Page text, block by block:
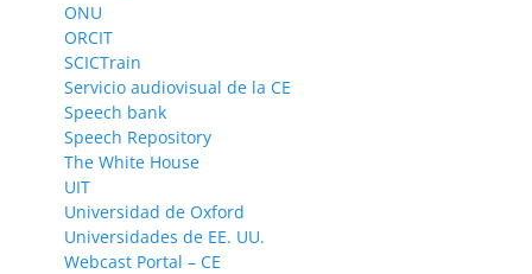
ONU
ORCIT
SCICTrain
Servicio audiovisual de la CE
Speech bank
Speech Repository
The White House
UIT
Universidad de Oxford
Universidades de EE. UU.
Webcast Portal – CE